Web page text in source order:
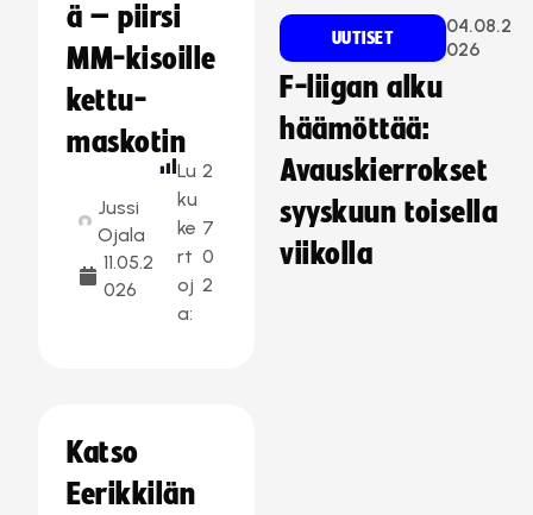
ä – piirsi
MM-kisoille
kettu-
maskotin
Jussi
Ojala
11.05.2
026
Lu
ku
ke
rt
oj
a:
2
7
0
2
Katso
Eerikkilän
UUTISET
04.08.2
026
F-liigan alku
häämöttää:
Avauskierrokset
syyskuun toisella
viikolla